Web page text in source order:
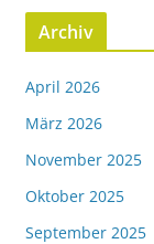
Archiv
April 2026
März 2026
November 2025
Oktober 2025
September 2025